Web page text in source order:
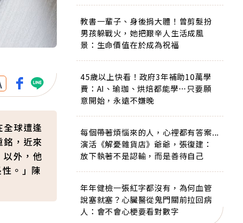
球遭逢
，近來
外，他
。」陳
教書一輩子、身後捐大體！曾剪髮扮
男孩躲戰火，她把艱辛人生活成風
景：生命價值在於成為祝福
45歲以上快看！政府3年補助10萬學
費：AI、瑜珈、烘焙都能學…只要願
意開始，永遠不嫌晚
每個帶著煩惱來的人，心裡都有答案...
演活《解憂雜貨店》爺爺，張復建：
放下執著不是認輸，而是善待自己
年年健檢一張紅字都沒有，為何血管
說塞就塞？心臟醫從鬼門關前拉回病
人：會不會心梗要看對數字